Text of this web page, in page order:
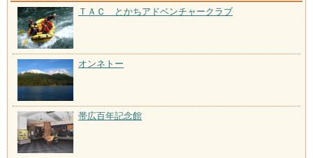
ＴＡＣ とかちアドベンチャークラブ
オンネトー
帯広百年記念館